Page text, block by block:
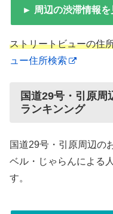
► 周辺の渋滞情報を
ストリートビューの住
ュー住所検索
国道29号・引原周
ランキンング
国道29号・引原周辺の
ベル・じゃらんによる
す。